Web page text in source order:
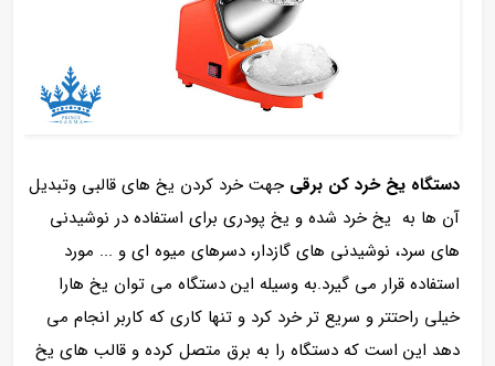
دستگاه یخ خرد کن برقی جهت خرد کردن یخ های قالبی وتبدیل
آن ها به یخ خرد شده و یخ پودری برای استفاده در نوشیدنی
های سرد، نوشیدنی های گازدار، دسرهای میوه ای و ... مورد
استفاده قرار می گیرد.به وسیله این دستگاه می توان یخ هارا
خیلی راحتتر و سریع تر خرد کرد و تنها کاری که کاربر انجام می
دهد این است که دستگاه را به برق متصل کرده و قالب های یخ